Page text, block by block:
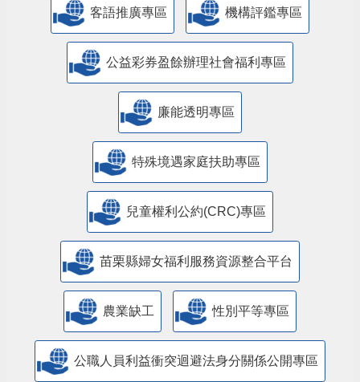
客語推廣專區 機構評鑑專區
公益彩券盈餘辦理社會福利專區
廉能透明專區
特殊境遇家庭扶助專區
兒童權利公約(CRC)專區
苗栗縣婦女福利服務資源整合平台
農業缺工 性別平等專區
公職人員利益衝突迴避法身分關係公開專區